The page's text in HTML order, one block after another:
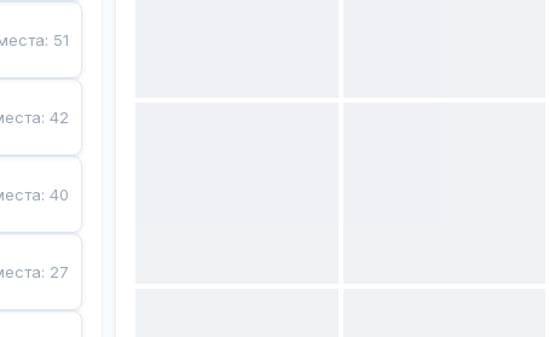
: 51
:42
:40
: 27